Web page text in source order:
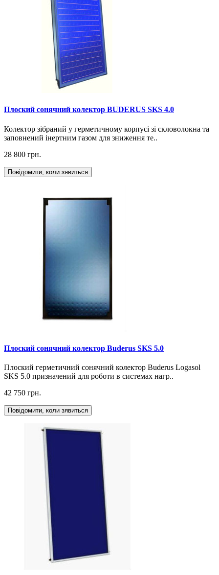
Плоский сонячний колектор BUDERUS SKS 4.0
Колектор зібраний у герметичному корпусі зі скловолокна та
заповнений інертним газом для зниження те..
28 800 грн.
Повідомити, коли зявиться
Плоский сонячний колектор Buderus SKS 5.0
Плоский герметичний сонячний колектор Buderus Logasol
SKS 5.0 призначений для роботи в системах нагр..
42 750 грн.
Повідомити, коли зявиться